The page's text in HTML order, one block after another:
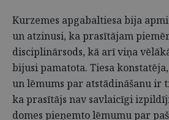
Kurzemes apgabaltiesa bija
un atzinusi, ka prasītājam
disciplinārsods, kā arī viņa
bijusi pamatota. Tiesa
un lēmums par atstādināšanu ir
ka prasītājs nav savlaicīgi
domes pieņemto lēmumu par